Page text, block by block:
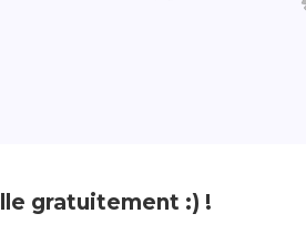
gratuitement :) !